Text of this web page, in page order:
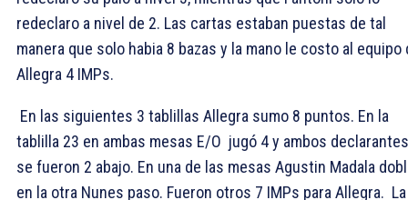
redeclaro a nivel de 2. Las cartas estaban puestas de tal
manera que solo habia 8 bazas y la mano le costo al equipo
Allegra 4 IMPs.
En las siguientes 3 tablillas Allegra sumo 8 puntos. En la
tablilla 23 en ambas mesas E/O jugó 4y ambos declarantes
se fueron 2 abajo. En una de las mesas Agustin Madala
en la otra Nunes paso. Fueron otros 7 IMPs para Allegra. La